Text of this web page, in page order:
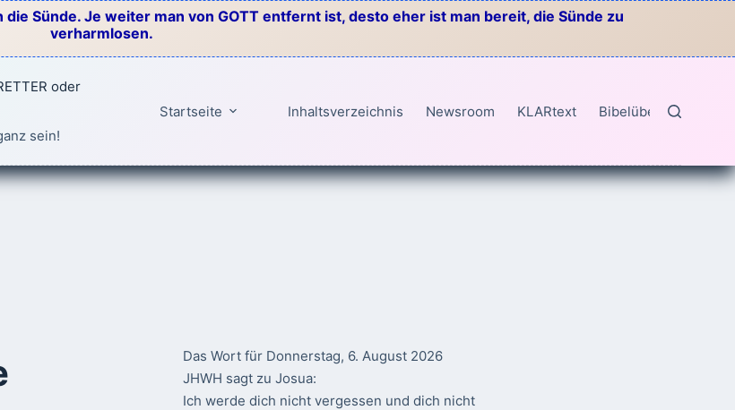
Sünde. Je weiter man von GOTT entfernt ist, desto eher ist man bereit, die Sünde zu
verharmlosen.
oder
sein!
Startseite Inhaltsverzeichnis Newsroom KLARtext Bibelübersetzungen
Das Wort für Donnerstag, 6. August 2026
JHWH sagt zu Josua:
Ich werde dich nicht vergessen und dich nicht